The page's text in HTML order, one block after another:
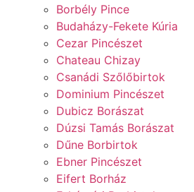
Borbély Pince
Budaházy-Fekete Kúria
Cezar Pincészet
Chateau Chizay
Csanádi Szőlőbirtok
Dominium Pincészet
Dubicz Borászat
Dúzsi Tamás Borászat
Dűne Borbirtok
Ebner Pincészet
Eifert Borház